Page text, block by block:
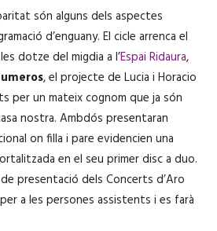
són alguns dels aspectes
d’enguany. El cicle arrenca el
dotze del migdia a l’Espai Ridaura,
, el projecte de Lucia i Horacio
per un mateix cognom que ja són
nostra. Ambdós presentaran
on filla i pare evidencien una
en el seu primer disc a duo.
presentació dels Concerts d’Aro
a les persones assistents i es farà